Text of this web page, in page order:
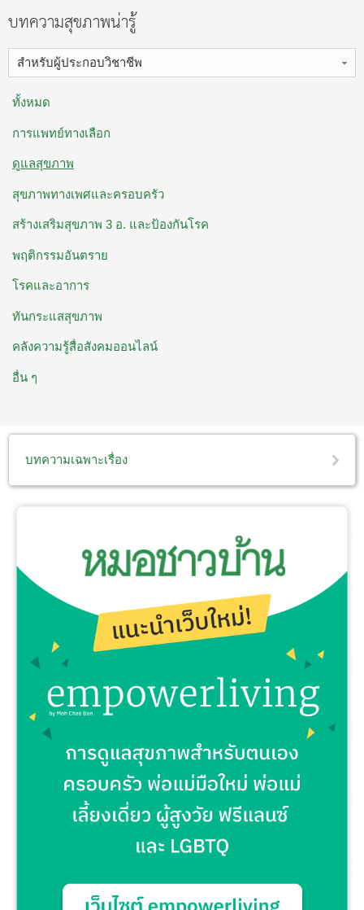
บทความสุขภาพน่ารู้
สำหรับผู้ประกอบวิชาชีพ
ทั้งหมด
การแพทย์ทางเลือก
ดูแลสุขภาพ
สุขภาพทางเพศและครอบครัว
สร้างเสริมสุขภาพ 3 อ. ​และป้องกันโรค
พฤติกรรมอันตราย
โรคและอาการ
ทันกระแสสุขภาพ
คลังความรู้สื่อสังคมออนไลน์
อื่น ๆ
บทความเฉพาะเรื่อง